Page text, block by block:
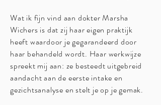
Wat ik fijn vind aan dokter Marsha
Wichers is dat zij haar eigen praktijk
heeft waardoor je gegarandeerd door
haar behandeld wordt. Haar werkwijze
spreekt mij aan: ze besteedt uitgebreid
aandacht aan de eerste intake en
gezichtsanalyse en stelt je op je gemak.